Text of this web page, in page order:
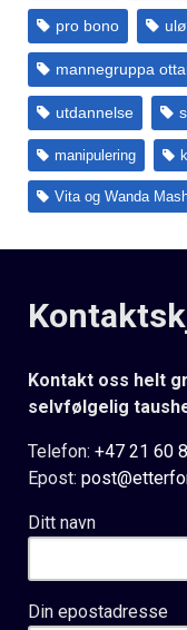
pro bono
mannegruppa
utdannelse
manipulering
Vita og Wanda
Kontakt oss helt
selvfølgelig
Telefon: +47 21 60
Epost:
Ditt navn
Din epostadresse